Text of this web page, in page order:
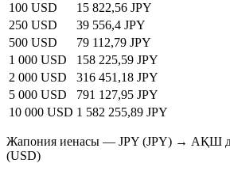
100 USD
15 822,56 JPY
250 USD
39 556,4 JPY
500 USD
79 112,79 JPY
1 000 USD
158 225,59 JPY
2 000 USD
316 451,18 JPY
5 000 USD
791 127,95 JPY
10 000 USD 1 582 255,89 JPY
Жапония иенасы — JPY (JPY) → АҚШ
(USD)